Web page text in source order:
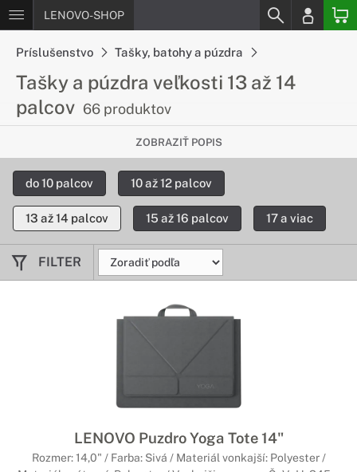
LENOVO-SHOP
Príslušenstvo Tašky, batohy a púzdra
Tašky a púzdra veľkosti 13 až 14
palcov 66 produktov
Zoberte si Váš notebook kdekoľvek
Tieto šikovné tašky a púzdra sú určené pre 13 až 14-palcové
notebooky. Vďaka nim udržíte svoje zariadenie v bezpečí a
ZOBRAZIŤ POPIS
do 10 palcov 10 až 12 palcov
13 až 14 palcov 15 až 16 palcov 17 a viac
FILTER
LENOVO Puzdro Yoga Tote 14"
Rozmer: 14,0" / Farba: Sivá / Materiál vonkajší: Polyester /